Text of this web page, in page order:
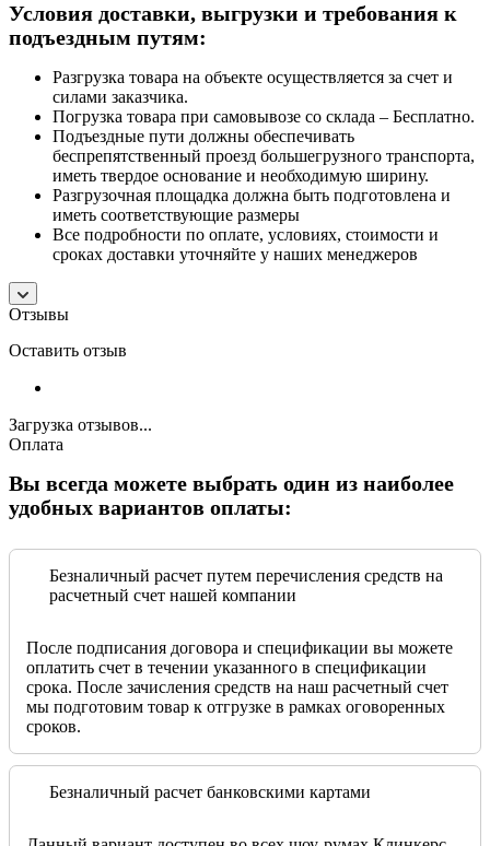
Условия доставки, выгрузки и требования к
подъездным путям:
Разгрузка товара на объекте осуществляется за счет и
силами заказчика.
Погрузка товара при самовывозе со склада – Бесплатно.
Подъездные пути должны обеспечивать
беспрепятственный проезд большегрузного транспорта,
иметь твердое основание и необходимую ширину.
Разгрузочная площадка должна быть подготовлена и
иметь соответствующие размеры
Все подробности по оплате, условиях, стоимости и
сроках доставки уточняйте у наших менеджеров
Отзывы
Оставить отзыв
Загрузка отзывов...
Оплата
Вы всегда можете выбрать один из наиболее
удобных вариантов оплаты:
Безналичный расчет путем перечисления средств на
расчетный счет нашей компании
После подписания договора и спецификации вы можете
оплатить счет в течении указанного в спецификации
срока. После зачисления средств на наш расчетный счет
мы подготовим товар к отгрузке в рамках оговоренных
сроков.
Безналичный расчет банковскими картами